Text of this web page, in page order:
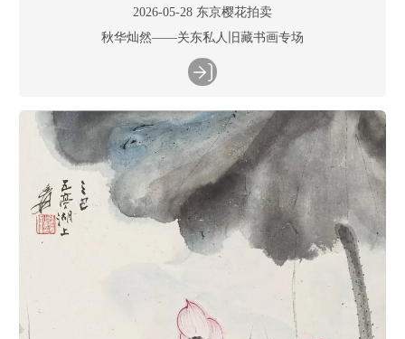
2026-05-28 东京樱花拍卖
秋华灿然——关东私人旧藏书画专场